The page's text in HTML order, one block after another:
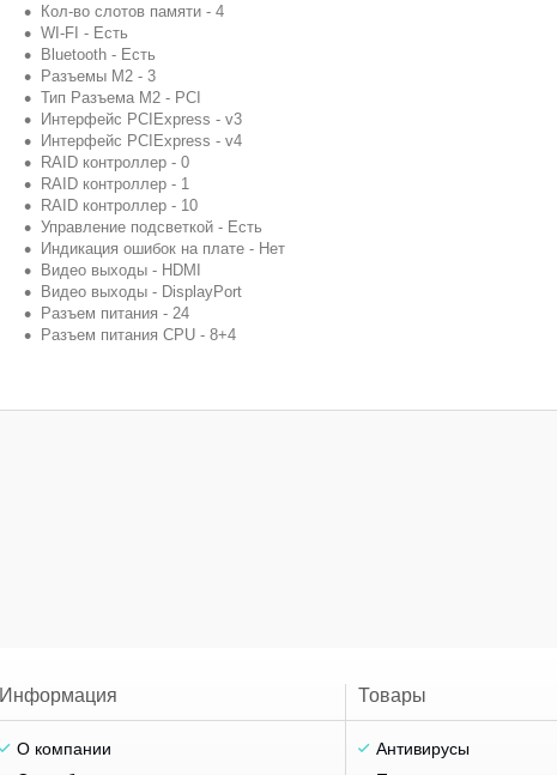
Кол-во слотов памяти - 4
WI-FI - Есть
Bluetooth - Есть
Разъемы M2 - 3
Тип Разъема M2 - PCI
Интерфейс PCIExpress - v3
Интерфейс PCIExpress - v4
RAID контроллер - 0
RAID контроллер - 1
RAID контроллер - 10
Управление подсветкой - Есть
Индикация ошибок на плате - Нет
Видео выходы - HDMI
Видео выходы - DisplayPort
Разъем питания - 24
Разъем питания CPU - 8+4
Информация
О компании
Товары
Антивирусы